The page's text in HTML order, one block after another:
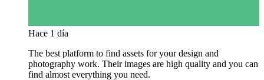
Hace 1 día
The best platform to find assets for your design and
photography work. Their images are high quality and you can
find almost everything you need.